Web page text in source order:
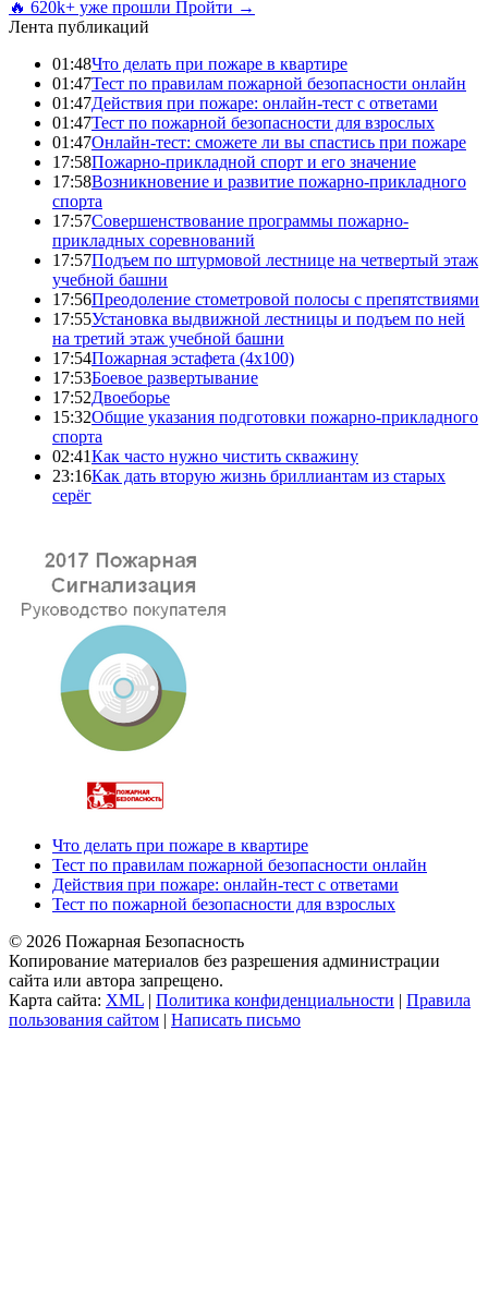
🔥 620k+ уже прошли Пройти →
Лента публикаций
01:48Что делать при пожаре в квартире
01:47Тест по правилам пожарной безопасности онлайн
01:47Действия при пожаре: онлайн-тест с ответами
01:47Тест по пожарной безопасности для взрослых
01:47Онлайн-тест: сможете ли вы спастись при пожаре
17:58Пожарно-прикладной спорт и его значение
17:58Возникновение и развитие пожарно-прикладного
спорта
17:57Совершенствование программы пожарно-
прикладных соревнований
17:57Подъем по штурмовой лестнице на четвертый этаж
учебной башни
17:56Преодоление стометровой полосы с препятствиями
17:55Установка выдвижной лестницы и подъем по ней
на третий этаж учебной башни
17:54Пожарная эстафета (4x100)
17:53Боевое развертывание
17:52Двоеборье
15:32Общие указания подготовки пожарно-прикладного
спорта
02:41Как часто нужно чистить скважину
23:16Как дать вторую жизнь бриллиантам из старых
серёг
Что делать при пожаре в квартире
Тест по правилам пожарной безопасности онлайн
Действия при пожаре: онлайн-тест с ответами
Тест по пожарной безопасности для взрослых
© 2026 Пожарная Безопасность
Копирование материалов без разрешения администрации
сайта или автора запрещено.
Карта сайта: XML | Политика конфиденциальности | Правила
пользования сайтом | Написать письмо